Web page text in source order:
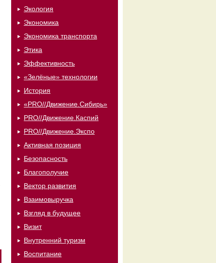
Экология
Экономика
Экономика транспорта
Этика
Эффективность
«Зелёные» технологии
История
«PRO//Движение.Сибирь»
PRO//Движение.Каспий
PRO//Движение.Экспо
Активная позиция
Безопасность
Благополучие
Вектор развития
Взаимовыручка
Взгляд в будущее
Визит
Внутренний туризм
Воспитание